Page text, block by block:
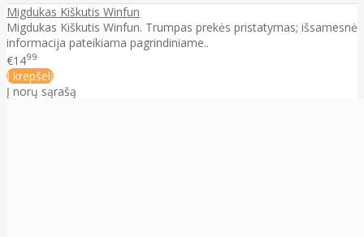
Migdukas Kiškutis Winfun
Migdukas Kiškutis Winfun. Trumpas prekės pristatymas; išsamesnė
informacija pateikiama pagrindiniame..
€1499
Į krepšelį
Į norų sąrašą